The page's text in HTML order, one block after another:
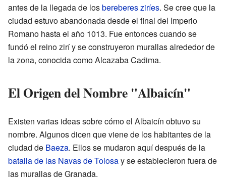
antes de la llegada de losbereberesziríes. Se cree que la
ciudad estuvo abandonada desde el final del Imperio
Romano hasta el año 1013. Fue entonces cuando se
fundó el reino zirí y se construyeron murallas alrededor de
la zona, conocida como Alcazaba Cadima.
El Origen del Nombre "Albaicín"
Existen varias ideas sobre cómo el Albaicín obtuvo su
nombre. Algunos dicen que viene de los habitantes de la
ciudad de Baeza. Ellos se mudaron aquí después de la
batalla de las Navas de Tolosay se establecieron fuera de
las murallas de Granada.